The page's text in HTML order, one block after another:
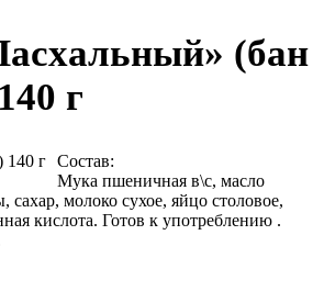
(бан
г
Состав:
Мука пшеничная в\с, масло
сахар, молоко сухое, яйцо столовое,
кислота. Готов к употреблению .